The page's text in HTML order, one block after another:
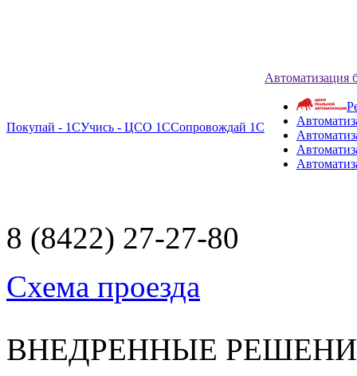
Покупай - 1СУчись - ЦСО 1ССопровождай 1С
Автоматизация
8 (8422) 27-27-80
Схема проезда
ВНЕДРЕННЫЕ